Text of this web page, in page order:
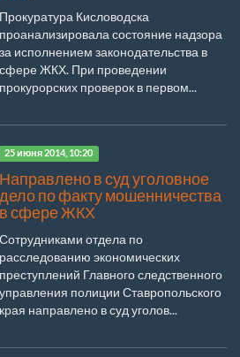
Прокуратура Кисловодска
проанализировала состояние надзора
за исполнением законодательства в
сфере ЖКХ. При проведении
прокурорских проверок в первом...
25 июня 2014, 10:20
Направлено в суд уголовное
дело по факту мошенничества
в сфере ЖКХ
Сотрудниками отдела по
расследованию экономических
преступлений Главного следственного
управления полиции Ставропольского
края направлено в суд уголов...